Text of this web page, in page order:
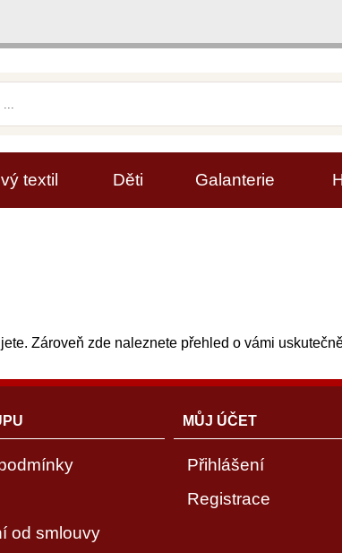
Zároveň zde naleznete přehled o vámi
textil Děti Galanterie
od smlouvy
MŮJ ÚČET
Přihlášení
Registrace